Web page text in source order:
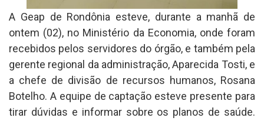
A Geap de Rondônia esteve, durante a manhã de
ontem (02), no Ministério da Economia, onde foram
recebidos pelos servidores do órgão, e também pela
gerente regional da administração, Aparecida Tosti, e
a chefe de divisão de recursos humanos, Rosana
Botelho. A equipe de captação esteve presente para
tirar dúvidas e informar sobre os planos de saúde.